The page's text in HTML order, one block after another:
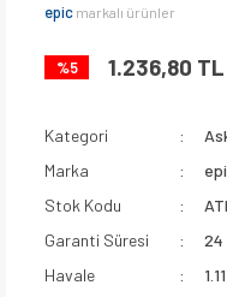
epic markalı ürünler
%5 1.236,80 TL
Kategori
Marka
Stok Kodu
Garanti Süresi
24
Havale